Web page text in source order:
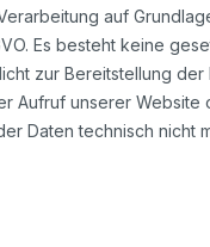
auf
Es besteht keine
zur Bereitstellung der
Aufruf unserer Website
Daten technisch nicht